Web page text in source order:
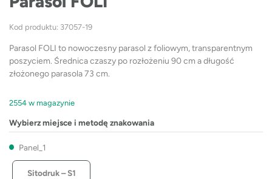
Kod produktu: 37057-19
Parasol FOLI to nowoczesny parasol z foliowym, transparentnym
poszyciem. Średnica czaszy po rozłożeniu 90 cm a długość
złożonego parasola 73 cm.
2554 w magazynie
Wybierz miejsce i metodę znakowania
Panel_1
Sitodruk – S1